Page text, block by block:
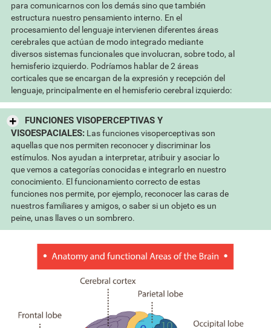
para comunicarnos con los demás sino que también
estructura nuestro pensamiento interno. En el
procesamiento del lenguaje intervienen diferentes áreas
cerebrales que actúan de modo integrado mediante
diversos sistemas funcionales que involucran, sobre todo, al
hemisferio izquierdo. Podríamos hablar de 2 áreas
corticales que se encargan de la expresión y recepción del
lenguaje, principalmente en el hemisferio cerebral izquierdo:
FUNCIONES VISOPERCEPTIVAS Y
VISOESPACIALES:Las funciones visoperceptivas son
aquellas que nos permiten reconocer y discriminar los
estímulos. Nos ayudan a interpretar, atribuir y asociar lo
que vemos a categorías conocidas e integrarlo en nuestro
conocimiento. El funcionamiento correcto de estas
funciones nos permite, por ejemplo, reconocer las caras de
nuestros familiares y amigos, o saber si un objeto es un
peine, unas llaves o un sombrero.